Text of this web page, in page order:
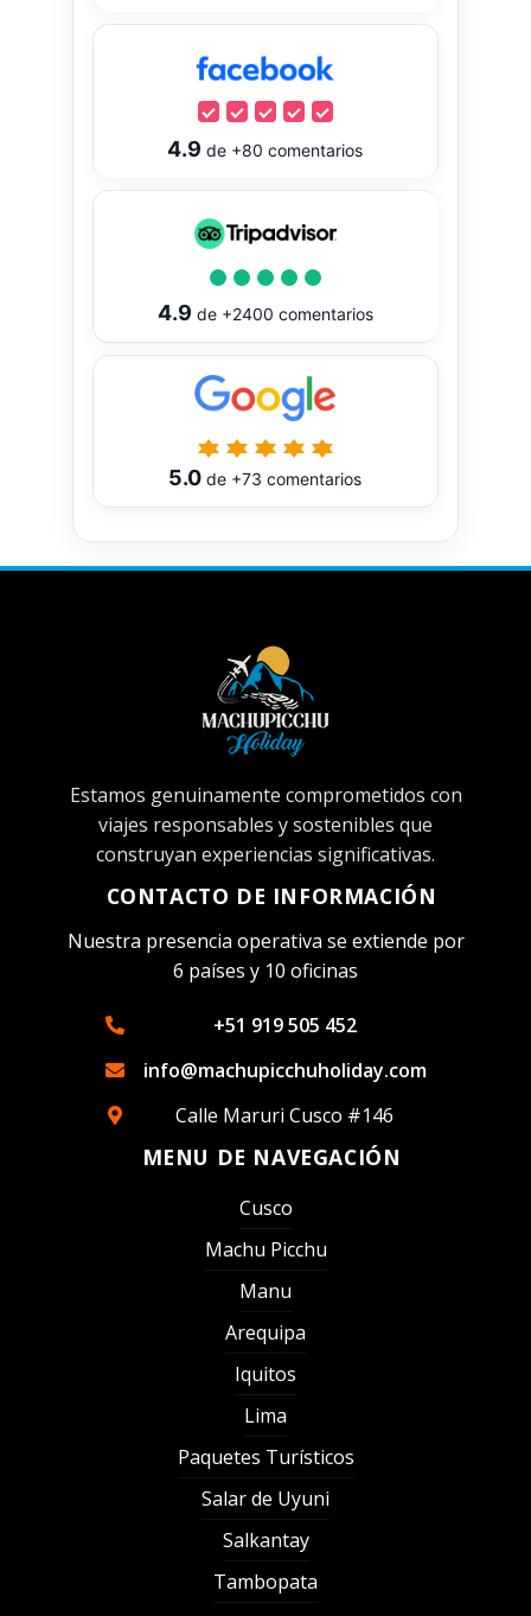
4.9 de +80 comentarios
4.9 de +2400 comentarios
5.0 de +73 comentarios
Estamos genuinamente comprometidos con
viajes responsables y sostenibles que
construyan experiencias significativas.
CONTACTO DE INFORMACIÓN
Nuestra presencia operativa se extiende por
6 países y 10 oficinas
+51 919 505 452
info@machupicchuholiday.com
Calle Maruri Cusco #146
MENU DE NAVEGACIÓN
Cusco
Machu Picchu
Manu
Arequipa
Iquitos
Lima
Paquetes Turísticos
Salar de Uyuni
Salkantay
Tambopata